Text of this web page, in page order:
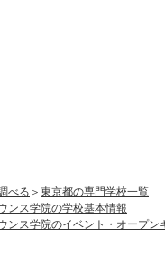
べる
東京都の専門学校一覧
ンス学院の学校基本情報
ンス学院のイベント・オープン